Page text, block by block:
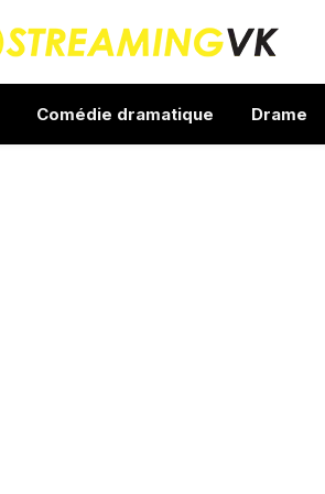
Comédie dramatique Drame